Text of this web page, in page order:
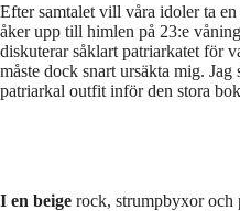
Efter samtalet vill våra idoler ta
åker upp till himlen på 23:e
diskuterar såklart patriarkatet för
måste dock snart ursäkta mig.
patriarkal outfit inför den stora
I en beige rock, strumpbyxor och